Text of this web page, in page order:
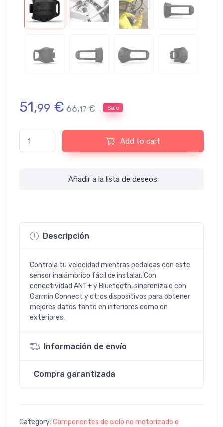
51,99 € 66,17 € Sale
Sensor De Velocidad Inalámbrico Garmin Bike Speed 2, Negro
Add to cart
Añadir a la lista de deseos
Descripción
Controla tu velocidad mientras pedaleas con este
sensor inalámbrico fácil de instalar. Con
conectividad ANT+ y Bluetooth, sincronízalo con
Garmin Connect y otros dispositivos para obtener
mejores datos tanto en interiores como en
exteriores.
Información de envío
Compra garantizada
Category: Componentes de ciclo no motorizado o